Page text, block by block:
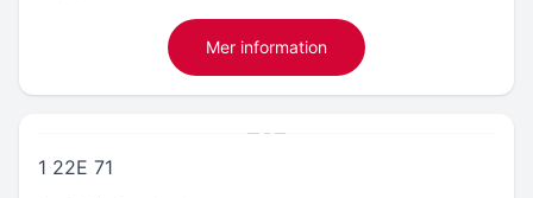
Mer information
1 22E 71